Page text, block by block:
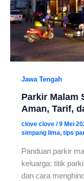
Jawa Tengah
Parkir Malam
Aman, Tarif,
clove clove /9 Mei
simpang lima, tips
Panduan parkir
keluarga: titik
dan cara